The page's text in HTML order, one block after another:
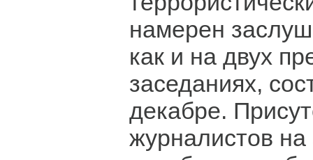
намерен
как и на двух
заседаниях,
декабре.
журналистов на